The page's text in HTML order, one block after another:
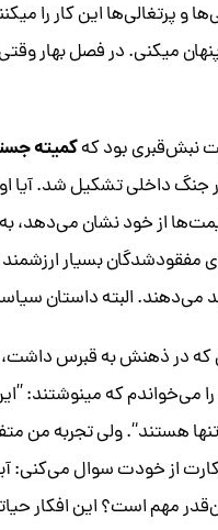
و پرتغالی‌ها این کار را
میکنی. در فصل بهار
نبش‌قبری بود کهکمیته
داخلی تشکیل شد. آیا او
از خود نشان
بسیار
می‌دهند. البته داستان
که در ذهنش به قبرس داشت،
می‌خواندم که مینوشتند:
هستند“. ولی تجربه من
از خودت سوال می‌کنی:
مهم است؟ این افکار